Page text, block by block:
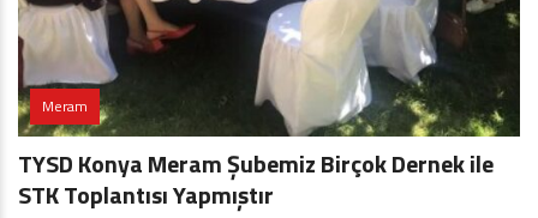
Meram
TYSD Konya Meram Şubemiz Birçok Dernek ile
STK Toplantısı Yapmıştır